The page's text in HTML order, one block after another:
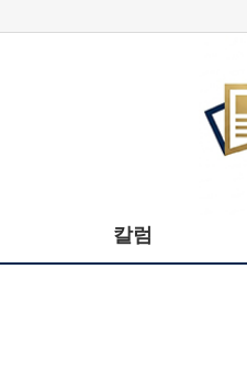
한국
칼럼